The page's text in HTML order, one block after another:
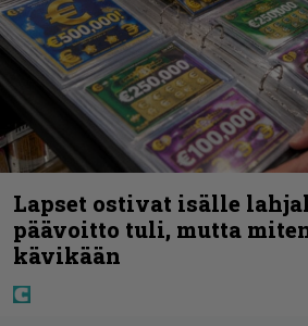
Lapset ostivat isälle
päävoitto tuli, mutta
kävikään